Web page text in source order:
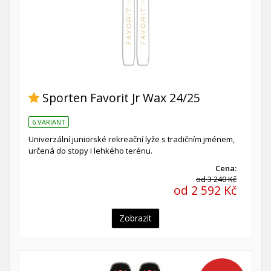
Sporten Favorit Jr Wax 24/25
6 VARIANT
Univerzální juniorské rekreační lyže s tradičním jménem,
určená do stopy i lehkého terénu.
Cena:
od 3 240 Kč
od 2 592 Kč
Zobrazit